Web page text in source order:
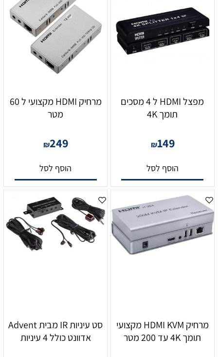
מפצל HDMI ל 4 מסכים
תומך 4K
₪149
הוסף לסל
מרחיק HDMI מקצועי ל 60
מטר
₪249
הוסף לסל
מרחיק HDMI KVM מקצועי
תומך 4K עד 200 מטר
סט עיניות IR מבית Advent
אדוונט כולל 4 עיניות